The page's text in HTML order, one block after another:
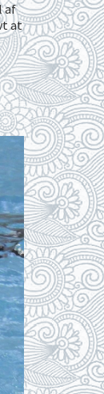
af
at